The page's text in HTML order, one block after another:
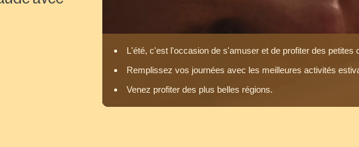
L'été, c'est l'occasion de s'amuser et de profiter des petites
Remplissez vos journées avec les meilleures activités
Venez profiter des plus belles régions.